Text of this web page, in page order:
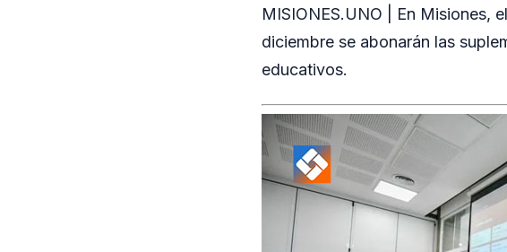
MISIONES.UNO | En Misiones,
diciembre se abonarán las
educativos.